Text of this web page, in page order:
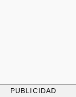
PUBLICIDAD